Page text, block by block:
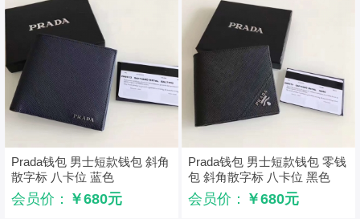
Prada钱包 男士短款钱包 斜角
散字标 八卡位 蓝色
会员价： ￥680元
Prada钱包 男士短款钱包 零钱
包 斜角散字标 八卡位 黑色
会员价： ￥680元